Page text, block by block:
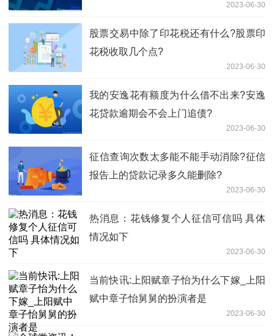
2023-06-30
股票交易中除了印花税还有什么?股票印
花税收取几个点?
2023-06-30
我的安逸花有额度为什么借不出来?安逸
花贷款逾期会不会上门追债?
2023-06-30
​征信查询次数太多能不能手动消除?征信
报告上的贷款记录多久能删除?
2023-06-30
热消息：花钱修复个人征信可信吗 具体
情况如下
2023-06-30
当前快讯:上阳赋章子怡为什么下嫁_上阳
赋中章子怡舅舅的扮演者是
2023-06-30